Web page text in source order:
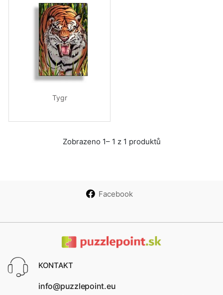
Tygr
Zobrazeno 1– 1 z 1 produktů
Facebook
KONTAKT
info@puzzlepoint.eu